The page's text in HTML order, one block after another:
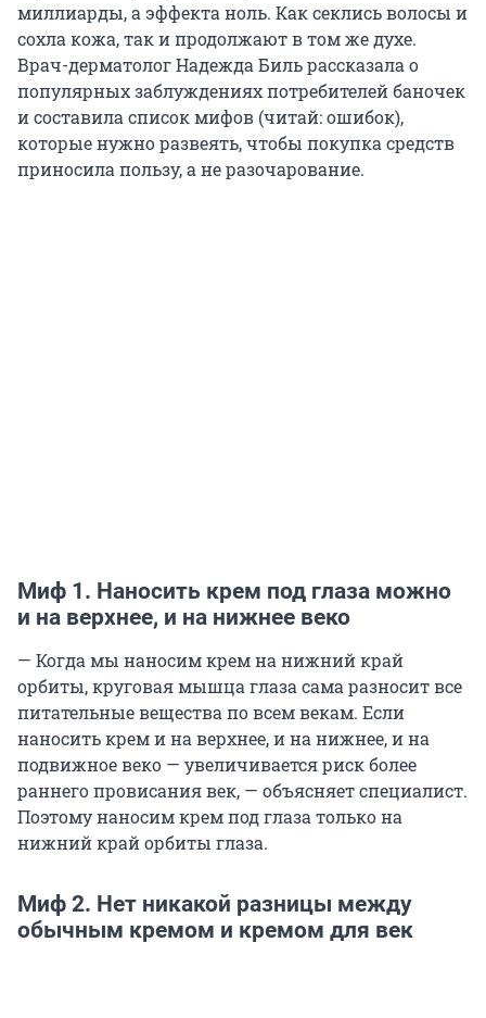
миллиарды, а эффекта ноль. Как секлись волосы и
сохла кожа, так и продолжают в том же духе.
Врач-дерматолог Надежда Биль рассказала о
популярных заблуждениях потребителей баночек
и составила список мифов (читай: ошибок),
которые нужно развеять, чтобы покупка средств
приносила пользу, а не разочарование.
Миф 1. Наносить крем под глаза можно
и на верхнее, и на нижнее веко
— Когда мы наносим крем на нижний край
орбиты, круговая мышца глаза сама разносит все
питательные вещества по всем векам. Если
наносить крем и на верхнее, и на нижнее, и на
подвижное веко — увеличивается риск более
раннего провисания век, — объясняет специалист.
Поэтому наносим крем под глаза только на
нижний край орбиты глаза.
Миф 2. Нет никакой разницы между
обычным кремом и кремом для век